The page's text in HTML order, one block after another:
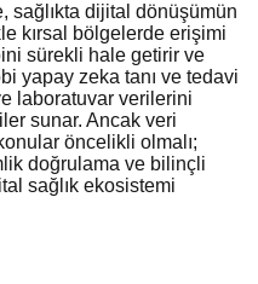
sağlıkta dijital dönüşümün
kırsal bölgelerde erişimi
sürekli hale getirir ve
yapay zeka tanı ve tedavi
laboratuvar verilerini
sunar. Ancak veri
öncelikli olmalı;
doğrulama ve bilinçli
sağlık ekosistemi